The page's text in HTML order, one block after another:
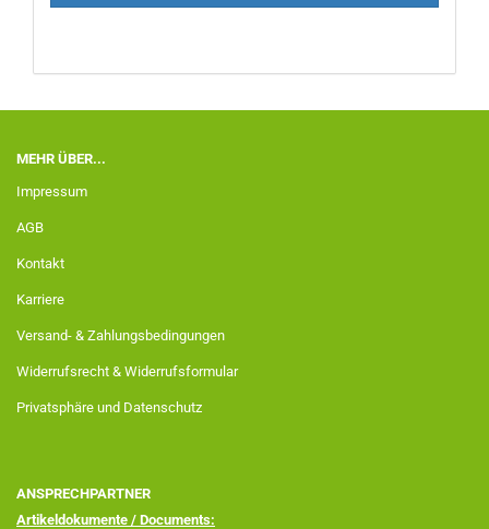
MEHR ÜBER...
Impressum
AGB
Kontakt
Karriere
Versand- & Zahlungsbedingungen
Widerrufsrecht & Widerrufsformular
Privatsphäre und Datenschutz
ANSPRECHPARTNER
Artikeldokumente / Documents: